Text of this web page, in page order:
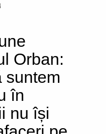
Orban:
suntem
în
nu își